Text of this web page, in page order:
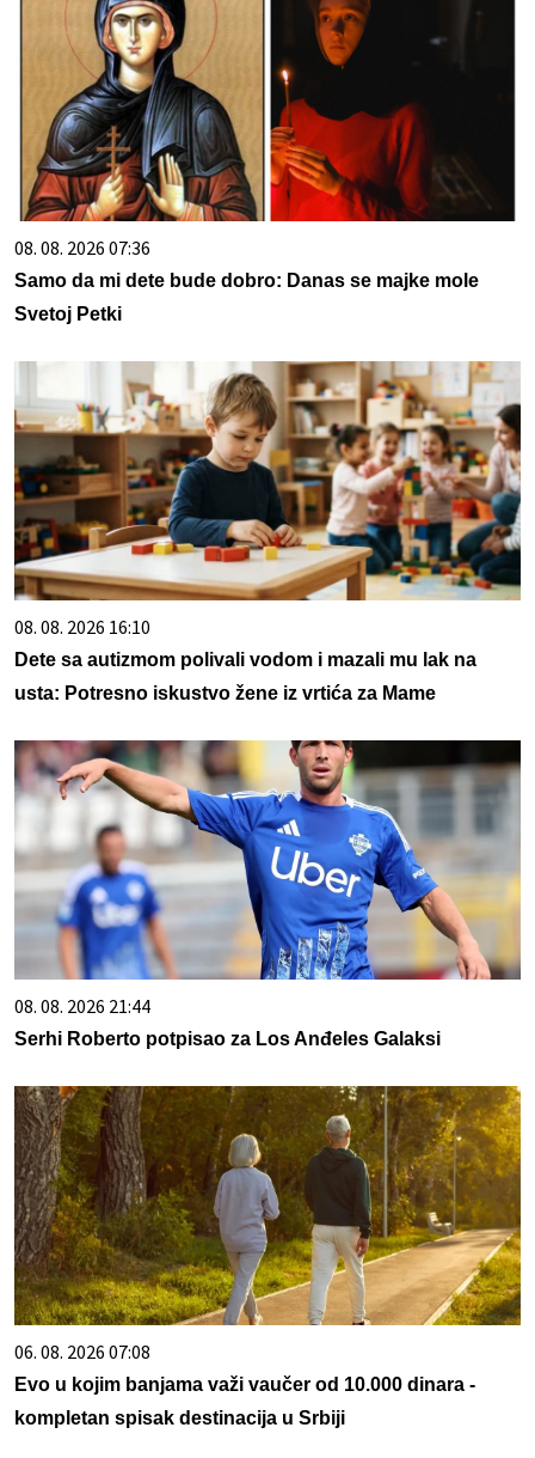
08. 08. 2026 07:36
Samo da mi dete bude dobro: Danas se majke mole
Svetoj Petki
08. 08. 2026 16:10
Dete sa autizmom polivali vodom i mazali mu lak na
usta: Potresno iskustvo žene iz vrtića za Mame
08. 08. 2026 21:44
Serhi Roberto potpisao za Los Anđeles Galaksi
06. 08. 2026 07:08
Evo u kojim banjama važi vaučer od 10.000 dinara -
kompletan spisak destinacija u Srbiji